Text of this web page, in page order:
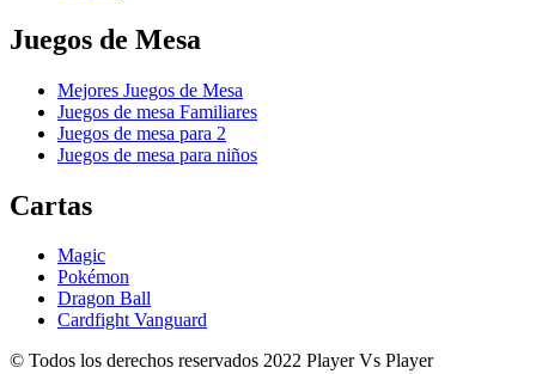
Juegos de Mesa
Mejores Juegos de Mesa
Juegos de mesa Familiares
Juegos de mesa para 2
Juegos de mesa para niños
Cartas
Magic
Pokémon
Dragon Ball
Cardfight Vanguard
© Todos los derechos reservados 2022 Player Vs Player